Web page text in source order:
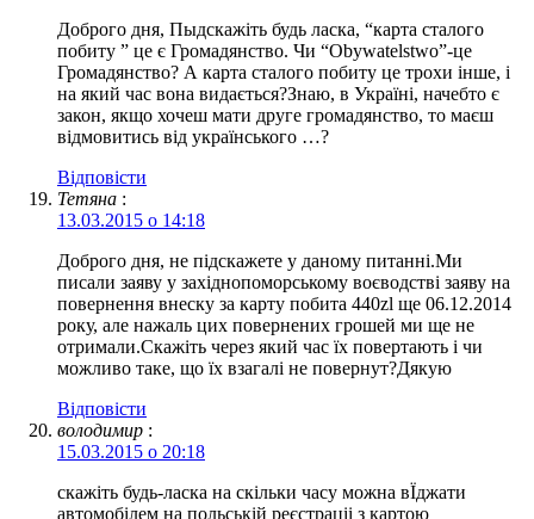
Доброго дня, Пыдскажіть будь ласка, “карта сталого
побиту ” це є Громадянство. Чи “Obуwatelstwo”-це
Громадянство? А карта сталого побиту це трохи інше, і
на який час вона видається?Знаю, в Україні, начебто є
закон, якщо хочеш мати друге громадянство, то маєш
відмовитись від українського …?
Відповіcти
Тетяна :
13.03.2015 о 14:18
Доброго дня, не підскажете у даному питанні.Ми
писали заяву у західнопоморському воєводстві заяву на
повернення внеску за карту побита 440zl ще 06.12.2014
року, але нажаль цих повернених грошей ми ще не
отримали.Скажіть через який час їх повертають і чи
можливо таке, що їх взагалі не повернут?Дякую
Відповіcти
володимир :
15.03.2015 о 20:18
скажіть будь-ласка на скільки часу можна вЇджати
автомобілем на польській реєстраціі з картою